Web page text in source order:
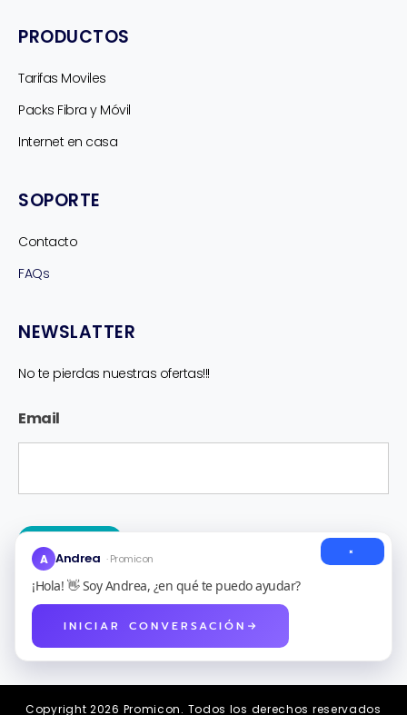
PRODUCTOS
Tarifas Moviles
Packs Fibra y Móvil
Internet en casa
SOPORTE
Contacto
FAQs
NEWSLATTER
No te pierdas nuestras ofertas!!!
Newsletter
Email
Copyright 2026 Promicon. Todos los derechos reservados
×
A Andrea · Promicon
¡Hola! 👋 Soy Andrea, ¿en qué te puedo ayudar?
INICIAR CONVERSACIÓN